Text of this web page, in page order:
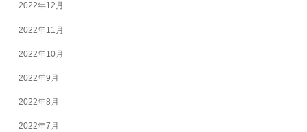
2022年12月
2022年11月
2022年10月
2022年9月
2022年8月
2022年7月